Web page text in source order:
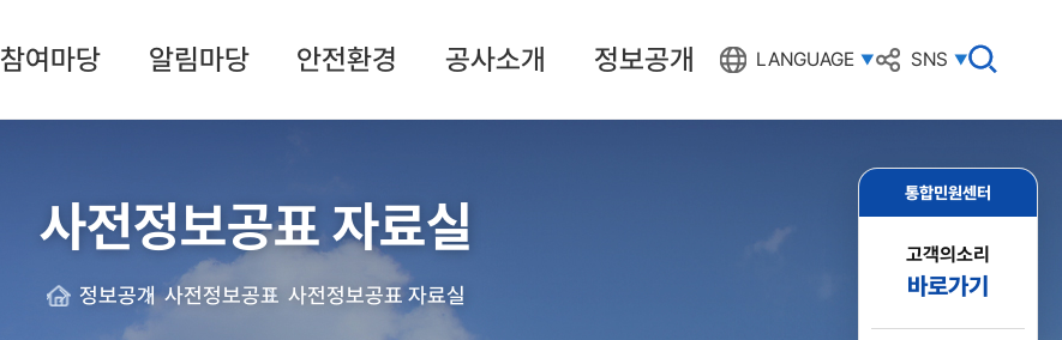
참여마당 알림마당 안전환경 공사소개 정보공개 LANGUAGE SNS
검
색
열
통합민원센터
고객의소리
바로가기
사전정보공표 자료실
정보공개 사전정보공표 사전정보공표 자료실